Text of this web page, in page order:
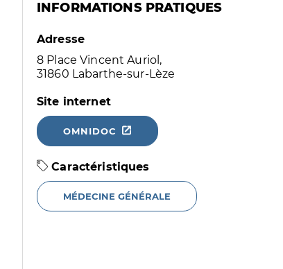
INFORMATIONS PRATIQUES
Adresse
8 Place Vincent Auriol,
31860 Labarthe-sur-Lèze
Site internet
OMNIDOC
Caractéristiques
MÉDECINE GÉNÉRALE